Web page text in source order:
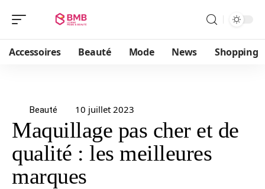
Accessoires Beauté Mode News Shopping
Beauté 10 juillet 2023
Maquillage pas cher et de
qualité : les meilleures
marques